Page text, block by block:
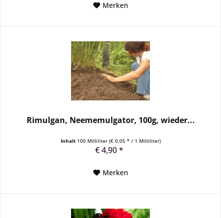
Merken
Rimulgan, Neememulgator, 100g, wieder...
Inhalt 100 Milliliter (€ 0,05 * / 1 Milliliter)
€ 4,90 *
Merken